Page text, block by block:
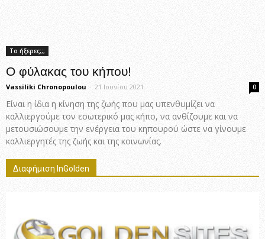
Το ήξερες;;;
Ο φύλακας του κήπου!
Vassiliki Chronopoulou - 21 Ιουνίου 2021 0
Είναι η ίδια η κίνηση της ζωής που μας υπενθυμίζει να
καλλιεργούμε τον εσωτερικό μας κήπο, να ανθίζουμε και να
μετουσιώσουμε την ενέργεια του κηπουρού ώστε να γίνουμε
καλλιεργητές της ζωής και της κοινωνίας.
Διαφήμιση InGolden